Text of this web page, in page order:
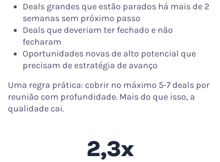
Deals grandes que estão parados há mais de 2
semanas sem próximo passo
Deals que deveriam ter fechado e não
fecharam
Oportunidades novas de alto potencial que
precisam de estratégia de avanço
Uma regra prática: cobrir no máximo 5-7 deals por
reunião com profundidade. Mais do que isso, a
qualidade cai.
2,3x